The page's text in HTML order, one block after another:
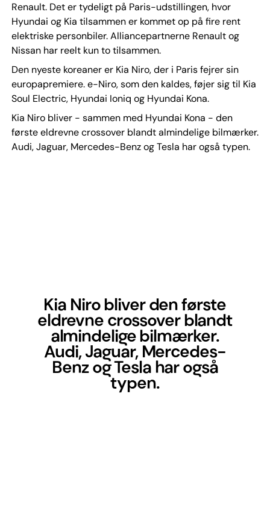
Renault. Det er tydeligt på Paris-udstillingen, hvor
Hyundai og Kia tilsammen er kommet op på fire rent
elektriske personbiler. Alliancepartnerne Renault og
Nissan har reelt kun to tilsammen.
Den nyeste koreaner er Kia Niro, der i Paris fejrer sin
europapremiere. e-Niro, som den kaldes, føjer sig til Kia
Soul Electric, Hyundai Ioniq og Hyundai Kona.
Kia Niro bliver - sammen med Hyundai Kona - den
første eldrevne crossover blandt almindelige bilmærker.
Audi, Jaguar, Mercedes-Benz og Tesla har også typen.
Kia Niro bliver den første
eldrevne crossover blandt
almindelige bilmærker.
Audi, Jaguar, Mercedes-
Benz og Tesla har også
typen.